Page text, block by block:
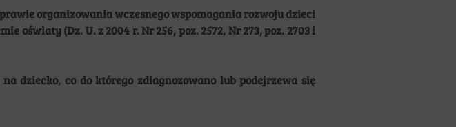
sprawie organizowania wczesnego wspomagania rozwoju dzieci
oświaty (Dz. U. z 2004 r. Nr 256, poz. 2572, Nr 273, poz. 2703 i
dziecko, co do którego zdiagnozowano lub podejrzewa się